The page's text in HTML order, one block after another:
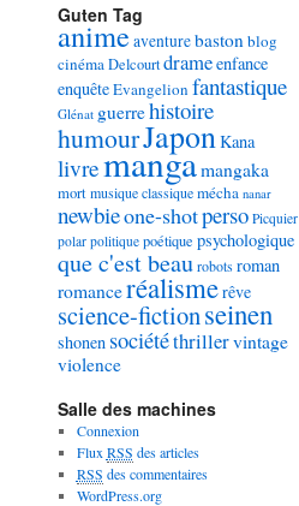
Guten Tag
animeaventurebaston blog
cinémaDelcourtdrameenfance
enquêteEvangelion fantastique
Glénat guerrehistoire
humourJapon Kana
livremangamangaka
mortmusique classiquemécha nanar
newbieone-shotperso Picquier
polar politique poétique psychologique
que c'est beaurobotsroman
romanceréalismerêve
science-fictionseinen
shonen sociététhrillervintage
violence
Salle des machines
Connexion
Flux RSS des articles
RSS des commentaires
WordPress.org